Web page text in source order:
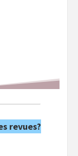
revues?